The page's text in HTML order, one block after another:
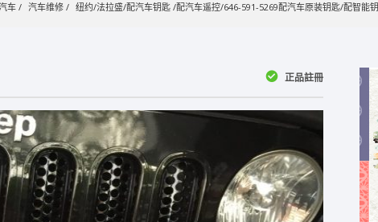
车 汽车维修 纽约/法拉盛/配汽车钥匙 /配汽车遥控/646-591-5269配汽车原装钥匙/配智能
正品註冊